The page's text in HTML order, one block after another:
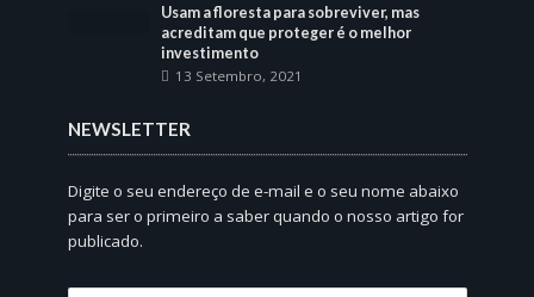
Usam a floresta para sobreviver, mas
acreditam que proteger é o melhor
investimento
13 Setembro, 2021
NEWSLETTER
Digite o seu endereço de e-mail e o seu nome abaixo
para ser o primeiro a saber quando o nosso artigo for
publicado.